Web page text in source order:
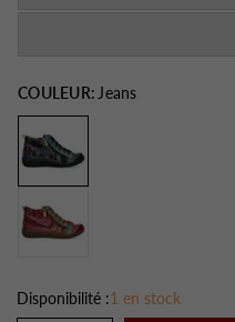
COULEUR: Jeans
Disponibilité :1 en stock